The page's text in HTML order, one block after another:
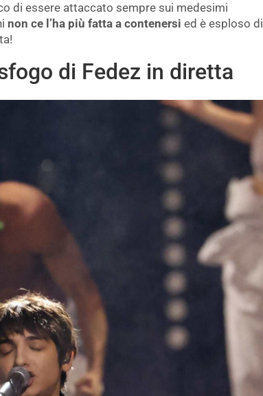
di essere attaccato sempre sui medesimi
non ce l’ha più fatta a contenersi ed è esploso di
di Fedez in diretta